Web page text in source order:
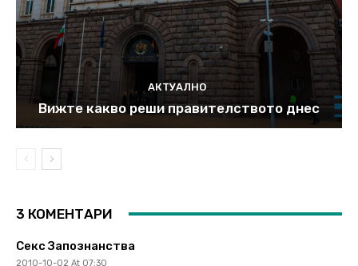
АКТУАЛНО
Вижте какво реши правителството днес
3 КОМЕНТАРИ
Секс Запознанства
2010-10-02 At 07:30